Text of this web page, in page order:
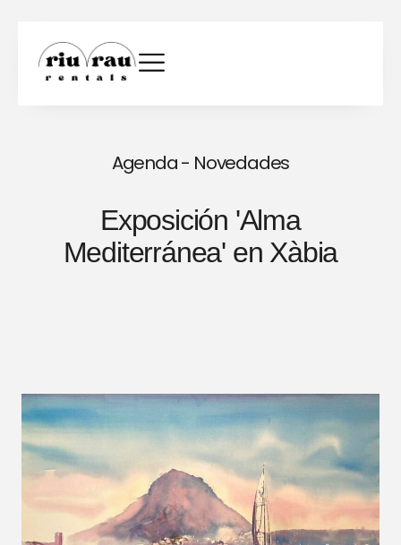
Agenda - Novedades
Exposición 'Alma
Mediterránea' en Xàbia